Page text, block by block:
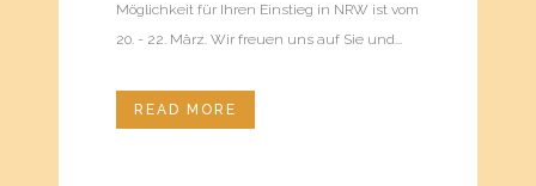
Möglichkeit für Ihren Einstieg in NRW ist vom
20. - 22. März. Wir freuen uns auf Sie und...
READ MORE